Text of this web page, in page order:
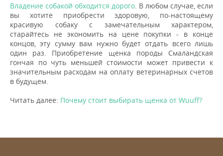
Владение собакой обходится дорого . В любом случае, если
вы хотите приобрести здоровую, по-настоящему
красивую собаку с замечательным характером,
старайтесь не экономить на цене покупки - в конце
концов, эту сумму вам нужно будет отдать всего лишь
один раз. Приобретение щенка породы Смаландская
гончая по чуть меньшей стоимости может привести к
значительным расходам на оплату ветеринарных счетов
в будущем.
Читать далее: Почему стоит выбирать щенка от Wuuff?